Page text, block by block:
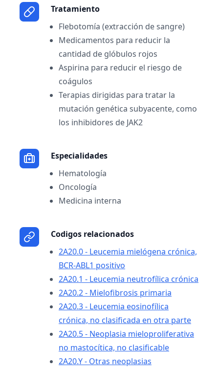
Tratamiento
Flebotomía (extracción de sangre)
Medicamentos para reducir la
cantidad de glóbulos rojos
Aspirina para reducir el riesgo de
coágulos
Terapias dirigidas para tratar la
mutación genética subyacente, como
los inhibidores de JAK2
Especialidades
Hematología
Oncología
Medicina interna
Codigos relacionados
2A20.0 - Leucemia mielógena crónica,
BCR-ABL1 positivo
2A20.1 - Leucemia neutrofílica crónica
2A20.2 - Mielofibrosis primaria
2A20.3 - Leucemia eosinofílica
crónica, no clasificada en otra parte
2A20.5 - Neoplasia mieloproliferativa
no mastocítica, no clasificable
2A20.Y - Otras neoplasias